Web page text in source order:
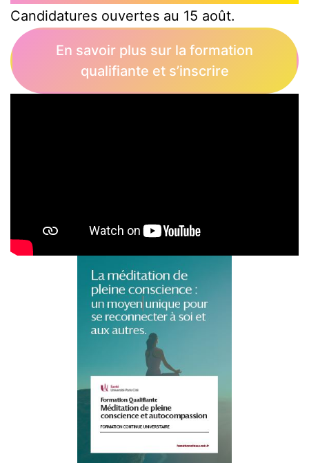
Candidatures ouvertes au 15 août.
En savoir plus sur la formation
qualifiante et s’inscrire